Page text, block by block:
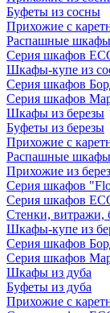
Буфеты из сосны
Прихожие с
Распашные
Серия шкафов
Шкафы-купе из
Серия шкафов
Серия шкафов
Шкафы из березы
Буфеты из березы
Прихожие с
Распашные шкафы
Прихожие из
Серия шкафов
Серия шкафов
Стенки, витражи,
Шкафы-купе из
Серия шкафов
Серия шкафов
Шкафы из дуба
Буфеты из дуба
Прихожие с